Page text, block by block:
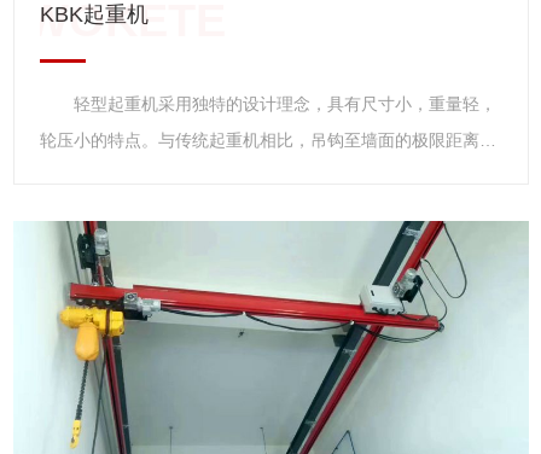
KBK起重机
轻型起重机采用独特的设计理念，具有尺寸小，重量轻，
轮压小的特点。与传统起重机相比，吊钩至墙面的极限距离
房可以设计的更小，功能更齐全。 轻型起重机 轻型起
重机主要指CD1、MD1型系列钢丝绳电动葫芦系在原CD、MD
型基础上的改进型产品。它具有结构紧凑、轻巧、安全可靠、
零部件通用程度大，互换性强、起重能力高、维修方便等特
点，是用途广泛，深受欢迎的轻型起重设备。 该葫芦有固
定式和小车式两类。固定式按固定支脚在上、下、左、右位置